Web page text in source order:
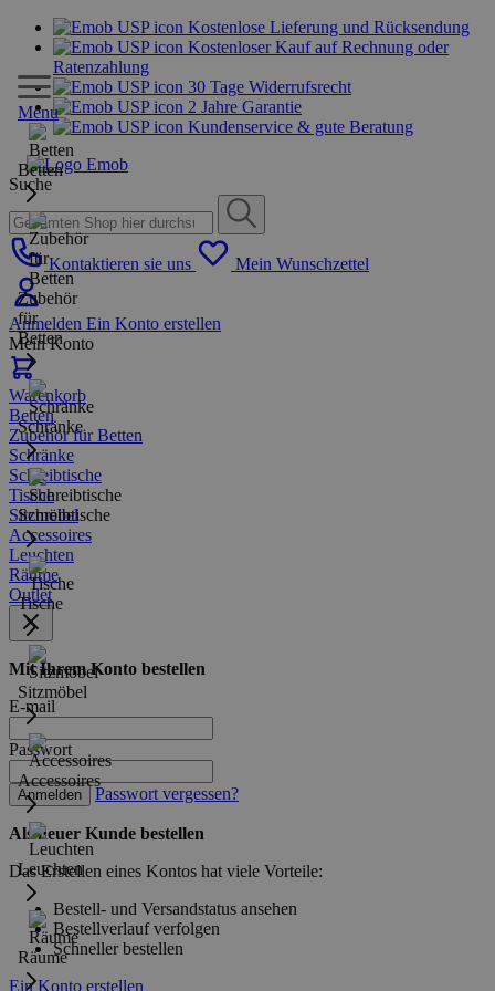
Kostenlose Lieferung und Rücksendung
Kostenloser Kauf auf Rechnung oder
Ratenzahlung
30 Tage Widerrufsrecht
2 Jahre Garantie
Kundenservice & gute Beratung
Suche
Kontaktieren sie uns Mein Wunschzettel
Anmelden Ein Konto erstellen
Mein Konto
Warenkorb
Menu
Betten
Zubehör
für
Betten
Schränke
Schreibtische
Tische
Sitzmöbel
Accessoires
Leuchten
Räume
Betten
Zubehör für Betten
Schränke
Schreibtische
Tische
Sitzmöbel
Accessoires
Leuchten
Räume
Outlet
Mit Ihrem Konto bestellen
E-mail
Passwort
Anmelden Passwort vergessen?
Als neuer Kunde bestellen
Das Erstellen eines Kontos hat viele Vorteile:
Bestell- und Versandstatus ansehen
Bestellverlauf verfolgen
Schneller bestellen
Ein Konto erstellen